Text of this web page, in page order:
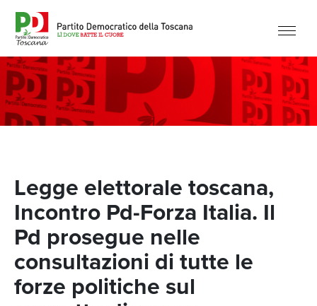
Legge elettorale toscana,
Incontro Pd-Forza Italia. Il
Pd prosegue nelle
consultazioni di tutte le
forze politiche sul